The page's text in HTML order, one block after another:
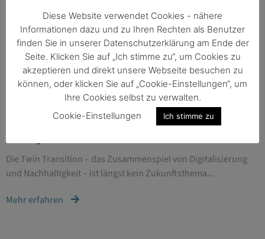
Enabling Transformation startet wieder durch
Die Twin Transition – das Zusammenspiel von Digitalisierung
und Nachhaltigkeit – ist längst kein Zukunftsthema...
Mehr erfahren
Diese Website verwendet Cookies - nähere
Informationen dazu und zu Ihren Rechten als Benutzer
finden Sie in unserer Datenschutzerklärung am Ende der
Seite. Klicken Sie auf „Ich stimme zu“, um Cookies zu
akzeptieren und direkt unsere Webseite besuchen zu
können, oder klicken Sie auf „Cookie-Einstellungen“, um
Ihre Cookies selbst zu verwalten.
Cookie-Einstellungen
Ich stimme zu